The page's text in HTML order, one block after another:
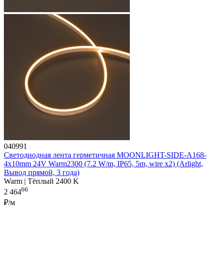
040991
Светодиодная лента герметичная MOONLIGHT-SIDE-A168-
4x10mm 24V Warm2300 (7.2 W/m, IP65, 5m, wire x2) (Arlight,
Вывод прямой, 3 года)
Warm | Тёплый 2400 K
2 46466
₽/м